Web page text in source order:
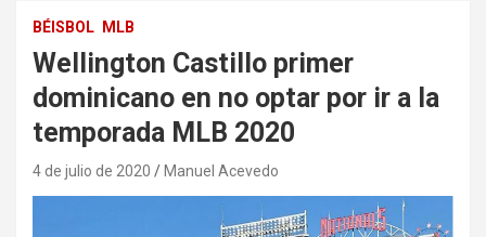
BÉISBOL MLB
Wellington Castillo primer
dominicano en no optar por ir a la
temporada MLB 2020
4 de julio de 2020 Manuel Acevedo